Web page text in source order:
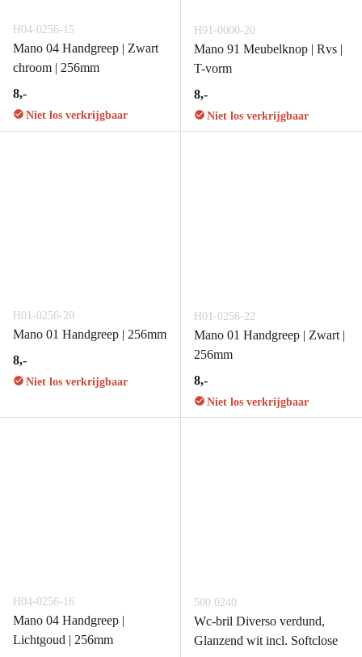
H04-0256-15
Mano 04 Handgreep | Zwart
chroom | 256mm
8,-
Niet los verkrijgbaar
H91-0000-20
Mano 91 Meubelknop | Rvs |
T-vorm
8,-
Niet los verkrijgbaar
H01-0256-20
Mano 01 Handgreep | 256mm
8,-
Niet los verkrijgbaar
H01-0256-22
Mano 01 Handgreep | Zwart |
256mm
8,-
Niet los verkrijgbaar
H04-0256-16
Mano 04 Handgreep |
Lichtgoud | 256mm
500.0240
Wc-bril Diverso verdund,
Glanzend wit incl. Softclose